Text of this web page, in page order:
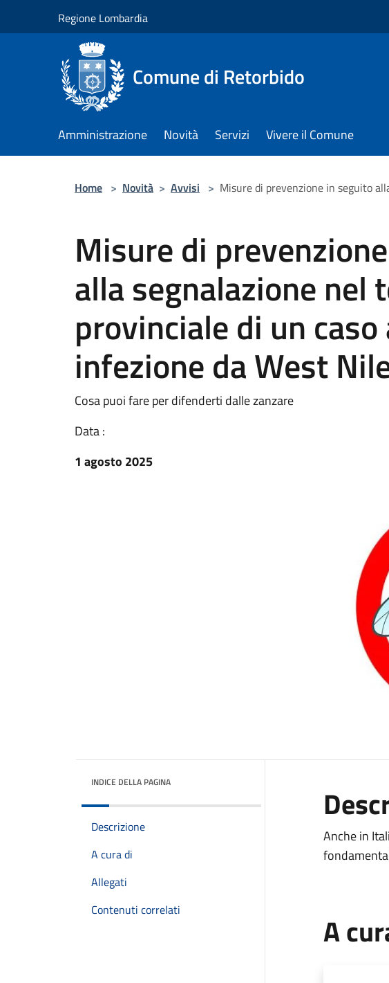
Regione Lombardia
Comune di Retorbido
Amministrazione Novità Servizi Vivere il Comune
Home > Novità > Avvisi > Misure di prevenzione in seguito
Misure di
alla segnalazione nel
provinciale di un
infezione da West
Cosa puoi fare per difenderti dalle zanzare
Data :
1 agosto 2025
INDICE DELLA PAGINA
Descrizione
A cura di
Allegati
Contenuti correlati
Anche in
A